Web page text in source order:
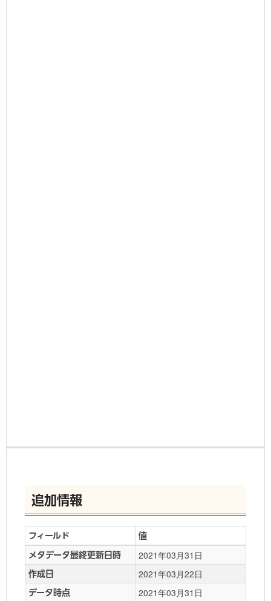
追加情報
フィールド 値
メタデータ最終更新日時 2021年03月31日
作成日 2021年03月22日
データ時点 2021年03月31日